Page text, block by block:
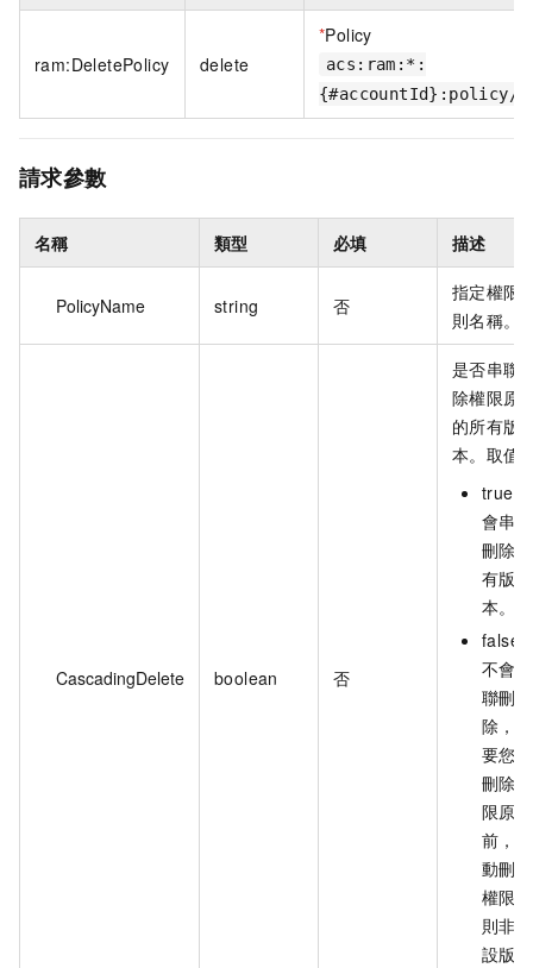
ram:DeletePolicy delete
*Policy
acs:ram:*:
{#accountId}:policy/
請求參數
名稱 類型 必填 描述
PolicyName string 否
指定權限
則名稱。
CascadingDelete boolean 否
是否串聯
除權限原
的所有版
本。取值
true：
會串聯
刪除所
有版
本。
false
不會串
聯刪
除，需
要您在
刪除權
限原則
前，手
動刪除
權限原
則非預
設版